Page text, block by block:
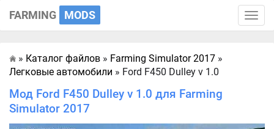
Toggle
FARMING MODS
Главная
» Каталог файлов » Farming Simulator 2017 »
Легковые автомобили » Ford F450 Dulley v 1.0
Мод Ford F450 Dulley v 1.0 для Farming
Simulator 2017